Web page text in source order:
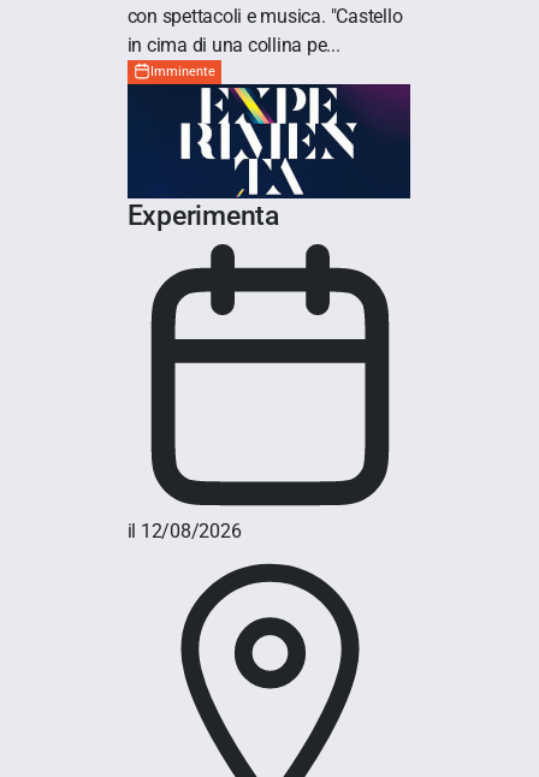
con spettacoli e musica. "Castello
in cima di una collina pe...
Imminente
Experimenta
il 12/08/2026